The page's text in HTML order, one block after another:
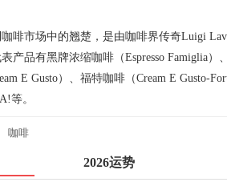
啡市场中的翘楚，是由咖啡界传奇Luigi
产品有黑牌浓缩咖啡（Espresso Famiglia
E Gusto）、福特咖啡（Cream E Gusto-
等。
咖啡
2026运势